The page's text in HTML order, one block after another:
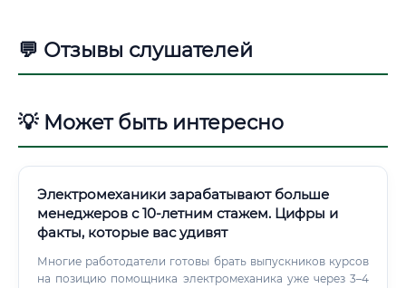
💬 Отзывы слушателей
💡 Может быть интересно
Электромеханики зарабатывают больше
менеджеров с 10-летним стажем. Цифры и
факты, которые вас удивят
Многие работодатели готовы брать выпускников курсов
на позицию помощника электромеханика уже через 3–4